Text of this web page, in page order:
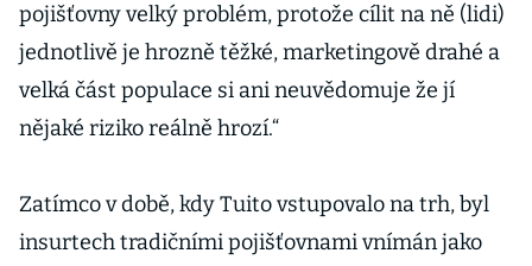
pojišťovny velký problém, protože cílit na ně (lidi)
jednotlivě je hrozně těžké, marketingově drahé a
velká část populace si ani neuvědomuje že jí
nějaké riziko reálně hrozí.“
Zatímco v době, kdy Tuito vstupovalo na trh, byl
insurtech tradičními pojišťovnami vnímán jako